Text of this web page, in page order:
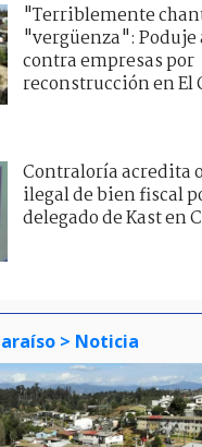
"No les tengo
García-Huidobro
dúo de ’La Cofradía’
crítica
Contraloría acredita
ilegal de bien fiscal
delegado de Kast en
> Noticia